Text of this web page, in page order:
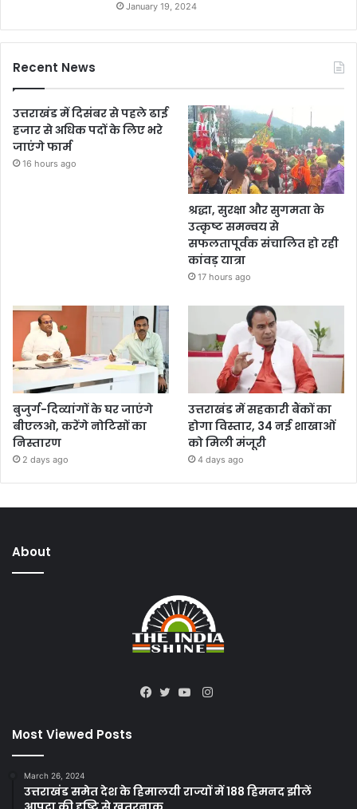
January 19, 2024
Recent News
उत्तराखंड में दिसंबर से पहले ढाई
हजार से अधिक पदों के लिए भरे
जाएंगे फार्म
16 hours ago
श्रद्धा, सुरक्षा और सुगमता के
उत्कृष्ट समन्वय से
सफलतापूर्वक संचालित हो रही
कांवड़ यात्रा
17 hours ago
बुजुर्ग-दिव्यांगों के घर जाएंगे
बीएलओ, करेंगे नोटिसों का
निस्तारण
2 days ago
उत्तराखंड में सहकारी बैंकों का
होगा विस्तार, 34 नई शाखाओं
को मिली मंजूरी
4 days ago
About
Instagram
Most Viewed Posts
March 26, 2024
उत्तराखंड समेत देश के हिमालयी राज्यों में 188 हिमनद झीलें